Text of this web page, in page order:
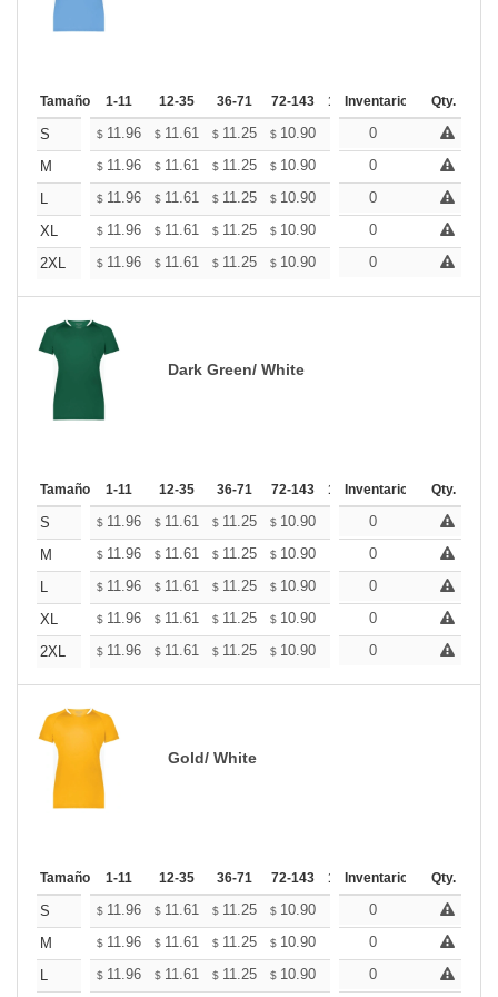
Tamaño 1-11 12-35 36-71 72-143 144-287 288 + Mas
Inventario Qty.
S $ 11.96 $ 11.61 $ 11.25 $ 10.90 10.54
0
M
$ 11.96 $ 11.61 $ 11.25 $ 10.90 10.54
0
L
$ 11.96 $ 11.61 $ 11.25 $ 10.90 10.54
0
XL
$ 11.96 $ 11.61 $ 11.25 $ 10.90 10.54
0
2XL
$ 11.96 $ 11.61 $ 11.25 $ 10.90 10.54
0
Dark Green/ White
Tamaño 1-11 12-35 36-71 72-143 144-287 288 + Mas
Inventario Qty.
S $ 11.96 $ 11.61 $ 11.25 $ 10.90 10.54
0
M
$ 11.96 $ 11.61 $ 11.25 $ 10.90 10.54
0
L
$ 11.96 $ 11.61 $ 11.25 $ 10.90 10.54
0
XL
$ 11.96 $ 11.61 $ 11.25 $ 10.90 10.54
0
2XL
$ 11.96 $ 11.61 $ 11.25 $ 10.90 10.54
0
Gold/ White
Tamaño 1-11 12-35 36-71 72-143 144-287 288 + Mas
Inventario Qty.
S $ 11.96 $ 11.61 $ 11.25 $ 10.90 10.54
0
M
$ 11.96 $ 11.61 $ 11.25 $ 10.90 10.54
0
L
$ 11.96 $ 11.61 $ 11.25 $ 10.90 10.54
0